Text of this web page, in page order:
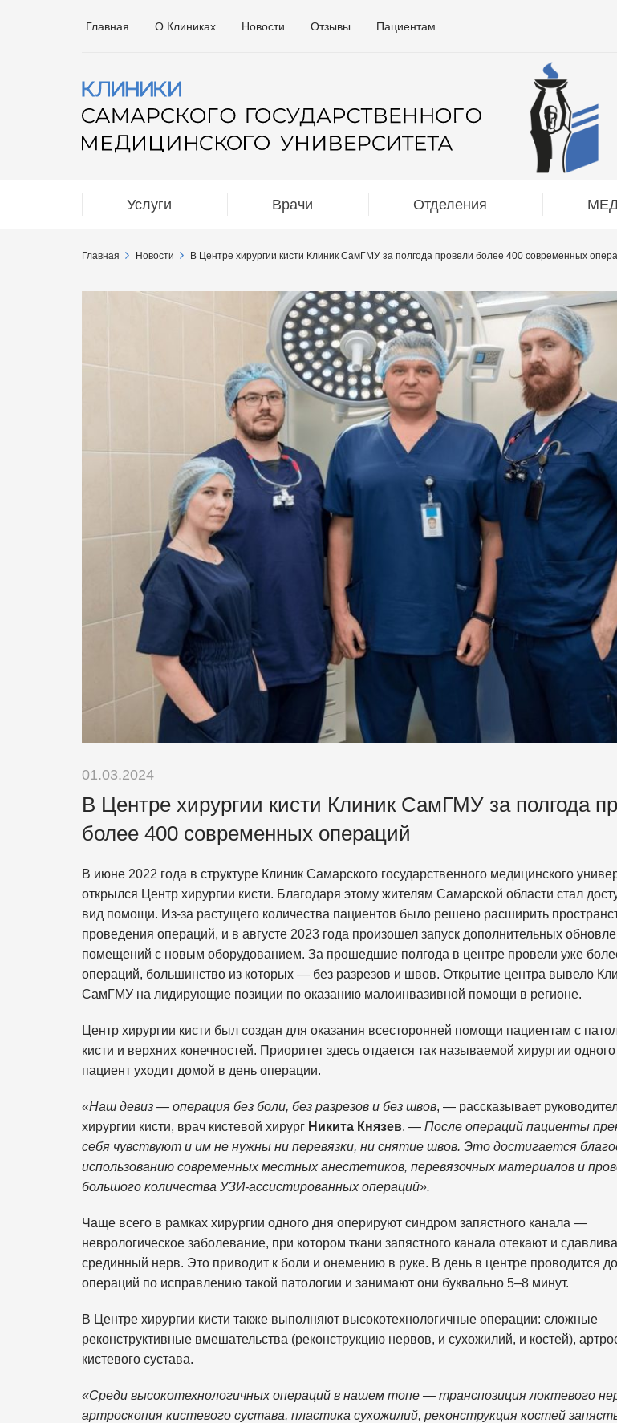
Главная О Клиниках Новости Отзывы Пациентам
Услуги Врачи Отделения
Главная Новости В Центре хирургии кисти Клиник СамГМУ за полгода провели более 400 современных
01.03.2024
В Центре хирургии кисти Клиник СамГМУ за полгода
более 400 современных операций
В июне 2022 года в структуре Клиник Самарского государственного медицинского
открылся Центр хирургии кисти. Благодаря этому жителям Самарской области стал
вид помощи. Из-за растущего количества пациентов было решено расширить
проведения операций, и в августе 2023 года произошел запуск дополнительных
помещений с новым оборудованием. За прошедшие полгода в центре провели уже
операций, большинство из которых — без разрезов и швов. Открытие центра вывело
СамГМУ на лидирующие позиции по оказанию малоинвазивной помощи в регионе.
Центр хирургии кисти был создан для оказания всесторонней помощи пациентам с
кисти и верхних конечностей. Приоритет здесь отдается так называемой хирургии одного
пациент уходит домой в день операции.
«Наш девиз — операция без боли, без разрезов и без швов, — рассказывает
хирургии кисти, врач кистевой хирург Никита Князев. — После операций пациенты
себя чувствуют и им не нужны ни перевязки, ни снятие швов. Это достигается
использованию современных местных анестетиков, перевязочных материалов и
большого количества УЗИ-ассистированных операций».
Чаще всего в рамках хирургии одного дня оперируют синдром запястного канала —
неврологическое заболевание, при котором ткани запястного канала отекают и
срединный нерв. Это приводит к боли и онемению в руке. В день в центре проводится
операций по исправлению такой патологии и занимают они буквально 5–8 минут.
В Центре хирургии кисти также выполняют высокотехнологичные операции: сложные
реконструктивные вмешательства (реконструкцию нервов, и сухожилий, и костей),
кистевого сустава.
«Среди высокотехнологичных операций в нашем топе — транспозиция локтевого
артроскопия кистевого сустава, пластика сухожилий, реконструкция костей